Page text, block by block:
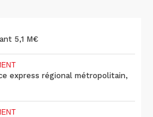
5,1 M€
express régional métropolitain,